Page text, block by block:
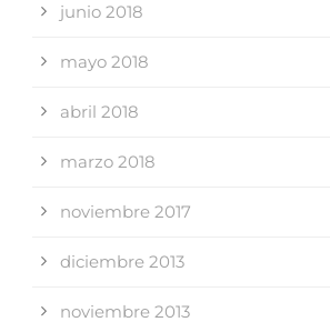
junio 2018
mayo 2018
abril 2018
marzo 2018
noviembre 2017
diciembre 2013
noviembre 2013